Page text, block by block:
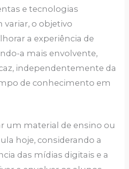
e tecnologias
variar, o objetivo
a experiência de
a mais envolvente,
independentemente da
de conhecimento em
um material de ensino ou
hoje, considerando a
das mídias digitais e a